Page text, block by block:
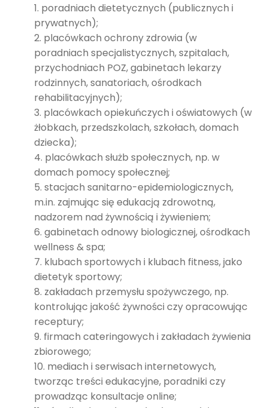
poradniach dietetycznych (publicznych i
prywatnych);
placówkach ochrony zdrowia (w
poradniach specjalistycznych, szpitalach,
przychodniach POZ, gabinetach lekarzy
rodzinnych, sanatoriach, ośrodkach
rehabilitacyjnych);
placówkach opiekuńczych i oświatowych (w
żłobkach, przedszkolach, szkołach, domach
dziecka);
placówkach służb społecznych, np. w
domach pomocy społecznej;
stacjach sanitarno-epidemiologicznych,
m.in. zajmując się edukacją zdrowotną,
nadzorem nad żywnością i żywieniem;
gabinetach odnowy biologicznej, ośrodkach
wellness & spa;
klubach sportowych i klubach fitness, jako
dietetyk sportowy;
zakładach przemysłu spożywczego, np.
kontrolując jakość żywności czy opracowując
receptury;
firmach cateringowych i zakładach żywienia
zbiorowego;
mediach i serwisach internetowych,
tworząc treści edukacyjne, poradniki czy
prowadząc konsultacje online;